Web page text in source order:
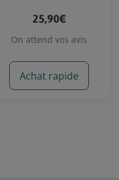
25,90€
On attend vos avis
Achat rapide